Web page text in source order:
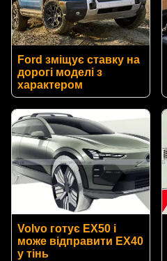
Ford зміщує ставку на
дорогі моделі з
характером
Volvo готує EX50 і
може відправити EX40
у тінь